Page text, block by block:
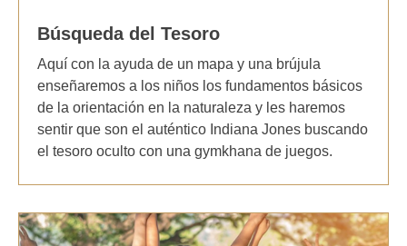
Búsqueda del Tesoro
Aquí con la ayuda de un mapa y una brújula
enseñaremos a los niños los fundamentos básicos
de la orientación en la naturaleza y les haremos
sentir que son el auténtico Indiana Jones buscando
el tesoro oculto con una gymkhana de juegos.